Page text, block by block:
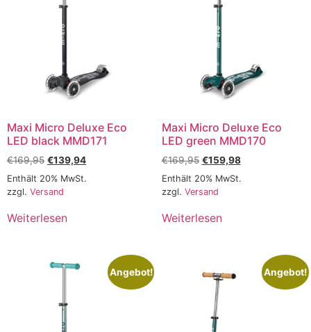
Maxi Micro Deluxe Eco
LED black MMD171
€169,95 €139,94
Enthält 20% MwSt.
zzgl. Versand
Weiterlesen
Maxi Micro Deluxe Eco
LED green MMD170
€169,95 €159,98
Enthält 20% MwSt.
zzgl. Versand
Weiterlesen
Angebot! Angebot!